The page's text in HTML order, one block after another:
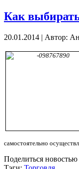
Как
20.01.2014 | Автор:
самостоятельно
Поделиться